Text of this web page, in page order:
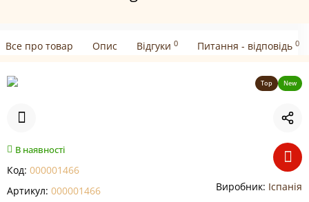
Все про товар Опис Відгуки 0 Питання - відповідь 0
Top New
В наявності
Код: 000001466
Артикул: 000001466 Виробник: Іспанія